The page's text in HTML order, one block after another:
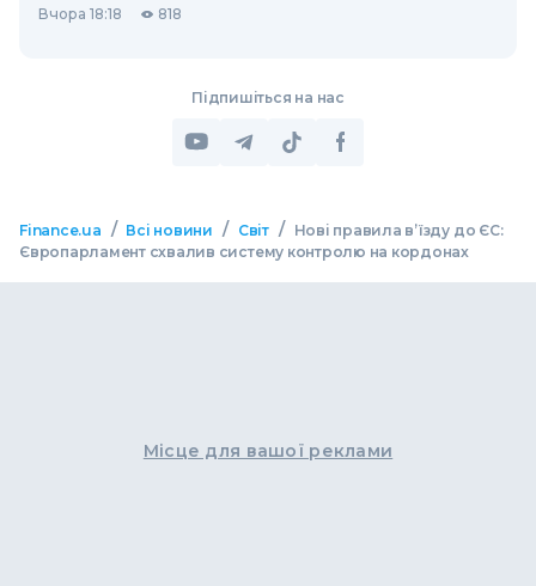
Вчора 18:18 818
Підпишіться на нас
Finance.ua / Всі новини / Світ /
Нові правила в’їзду до ЄС:
Європарламент схвалив систему контролю на кордонах
Місце для вашої реклами